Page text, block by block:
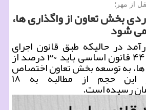
از مهر؛
بخش تعاون از واگذاری ها،
می شود
در حالیكه طبق قانون اجرای
سیاست های اصل ۴۴ قانون اساسی باید ۳۰ درصد از
ها، به توسعه بخش تعاون اختصاص
می یافت، امروز این حجم از مطالبه به ۱۸